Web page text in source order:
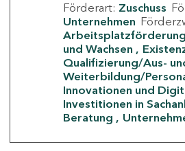
Förderart: Zuschuss
Unternehmen
Arbeitsplatzförderung
und Wachsen
Qualifizierung/Aus-
Weiterbildung/
Innovationen und
Investitionen in
Beratung